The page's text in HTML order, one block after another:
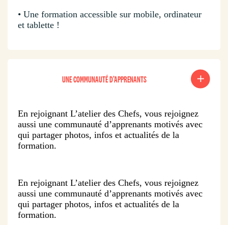
• Une formation accessible sur mobile, ordinateur
et tablette !
UNE COMMUNAUTÉ D’APPRENANTS
En rejoignant L’atelier des Chefs, vous rejoignez
aussi une communauté d’apprenants motivés avec
qui partager photos, infos et actualités de la
formation.
En rejoignant L’atelier des Chefs, vous rejoignez
aussi une communauté d’apprenants motivés avec
qui partager photos, infos et actualités de la
formation.